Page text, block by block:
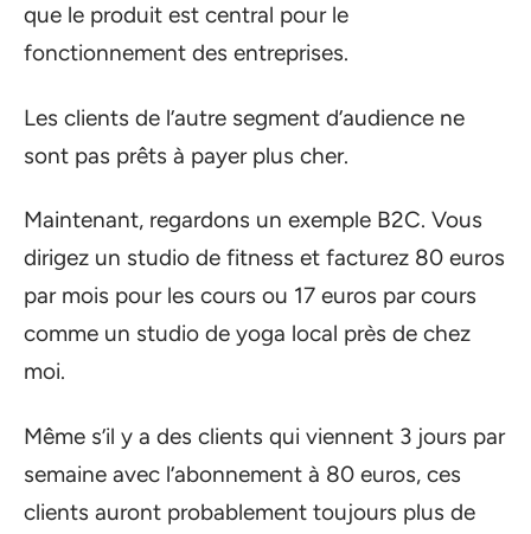
que le produit est central pour le
fonctionnement des entreprises.
Les clients de l’autre segment d’audience ne
sont pas prêts à payer plus cher.
Maintenant, regardons un exemple B2C. Vous
dirigez un studio de fitness et facturez 80 euros
par mois pour les cours ou 17 euros par cours
comme un studio de yoga local près de chez
moi.
Même s’il y a des clients qui viennent 3 jours par
semaine avec l’abonnement à 80 euros, ces
clients auront probablement toujours plus de